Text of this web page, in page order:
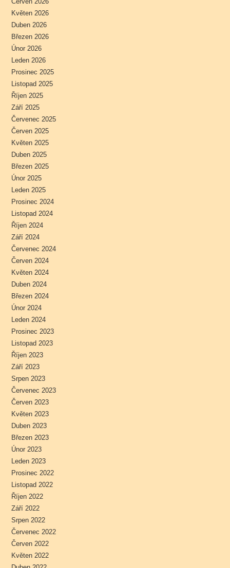
Květen 2026
Duben 2026
Březen 2026
Únor 2026
Leden 2026
Prosinec 2025
Listopad 2025
Říjen 2025
Září 2025
Červenec 2025
Červen 2025
Květen 2025
Duben 2025
Březen 2025
Únor 2025
Leden 2025
Prosinec 2024
Listopad 2024
Říjen 2024
Září 2024
Červenec 2024
Červen 2024
Květen 2024
Duben 2024
Březen 2024
Únor 2024
Leden 2024
Prosinec 2023
Listopad 2023
Říjen 2023
Září 2023
Srpen 2023
Červenec 2023
Červen 2023
Květen 2023
Duben 2023
Březen 2023
Únor 2023
Leden 2023
Prosinec 2022
Listopad 2022
Říjen 2022
Září 2022
Srpen 2022
Červenec 2022
Červen 2022
Květen 2022